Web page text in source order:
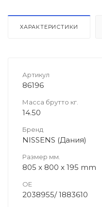
ХАРАКТЕРИСТИКИ
Артикул
86196
Масса брутто кг.
14.50
Бренд
NISSENS (Дания)
Размер мм.
805 x 800 x 195 mm
OE
2038955/ 1883610